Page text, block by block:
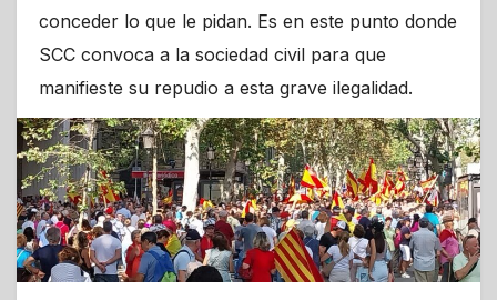
conceder lo que le pidan. Es en este punto donde
SCC convoca a la sociedad civil para que
manifieste su repudio a esta grave ilegalidad.